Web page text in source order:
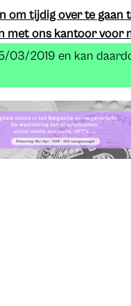
om tijdig over te
met ons kantoor voor
03/2019 en kan